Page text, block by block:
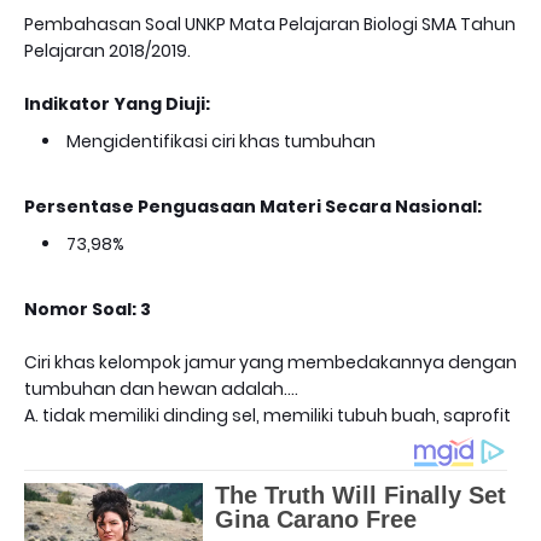
Pembahasan Soal UNKP Mata Pelajaran Biologi SMA Tahun
Pelajaran 2018/2019.
Indikator Yang Diuji:
Mengidentifikasi ciri khas tumbuhan
Persentase Penguasaan Materi Secara Nasional:
73,98%
Nomor Soal: 3
Ciri khas kelompok jamur yang membedakannya dengan
tumbuhan dan hewan adalah....
A. tidak memiliki dinding sel, memiliki tubuh buah, saprofit